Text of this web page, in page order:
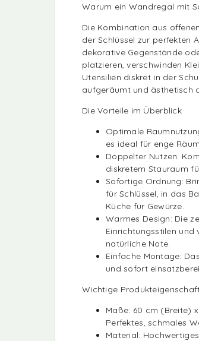
Warum ein Wandregal mit
Die Kombination aus
der Schlüssel zur perfekten
dekorative Gegenstände
platzieren, verschwinden
Utensilien diskret in der
aufgeräumt und ästhetisch
Die Vorteile im Überblick
Optimale
es ideal für enge
Doppelter Nutzen:
diskretem Stauraum
Sofortige Ordnung:
für Schlüssel, in das
Küche für Gewürze.
Warmes Design: Die
Einrichtungsstilen und
natürliche Note.
Einfache Montage:
und sofort
Wichtige
Maße: 60 cm (Breite)
Perfektes, schmales
Material: